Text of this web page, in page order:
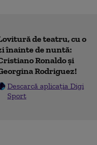
de teatru, cu o
înainte de nuntă:
Ronaldo și
Rodriguez!
Descarcă aplicația Digi
Sport